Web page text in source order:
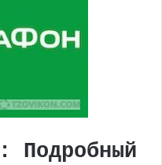
Подробный